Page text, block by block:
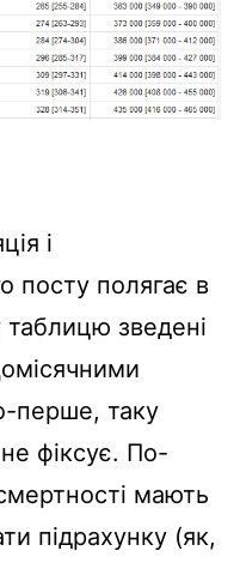
і
посту полягає в
зведені
перше, таку
не фіксує. По-
мають
підрахунку (як,